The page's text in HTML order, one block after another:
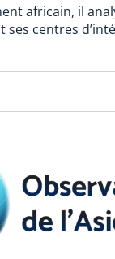
africain, il
ses centres